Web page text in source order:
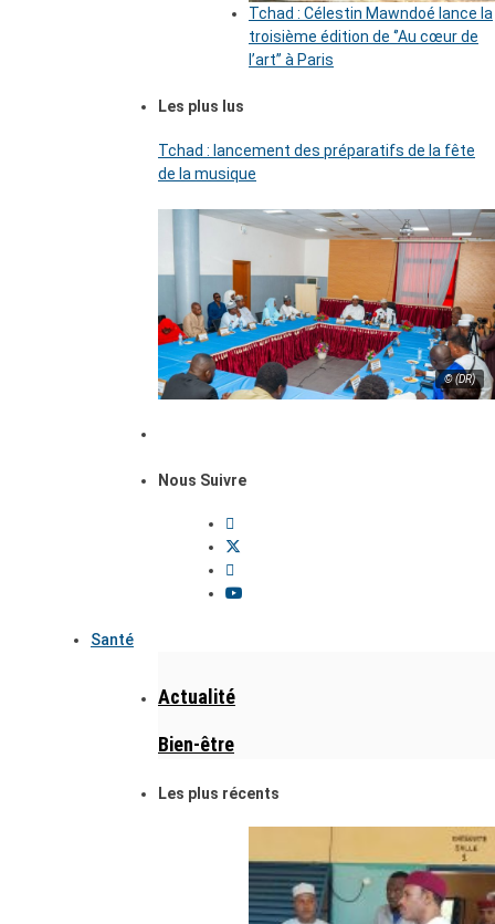
Tchad : Célestin Mawndoé lance la
troisième édition de ‘’Au cœur de
l’art’’ à Paris
Les plus lus
Tchad : lancement des préparatifs de la fête
de la musique
© (DR)
Nous Suivre
Santé
Actualité
Bien-être
Les plus récents